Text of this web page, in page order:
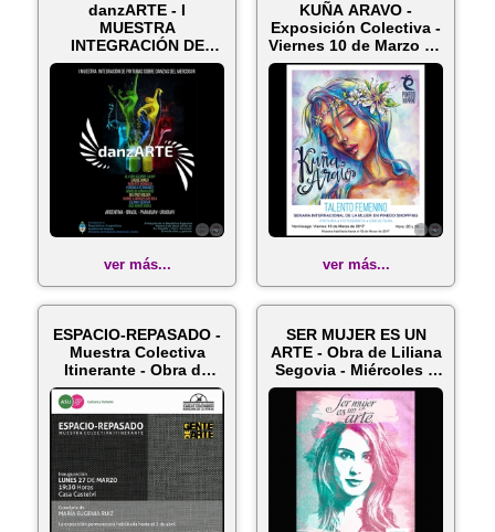
danzARTE - I
MUESTRA
INTEGRACIÓN DE
PINTURAS SOBRE
DANZAS DEL MER...
ver más...
KUÑA ARAVO -
Exposición Colectiva -
Viernes 10 de Marzo de
2017
ver más...
ESPACIO-REPASADO -
Muestra Colectiva
Itinerante - Obra de
Liliana...
SER MUJER ES UN
ARTE - Obra de Liliana
Segovia - Miércoles 5
Marz...